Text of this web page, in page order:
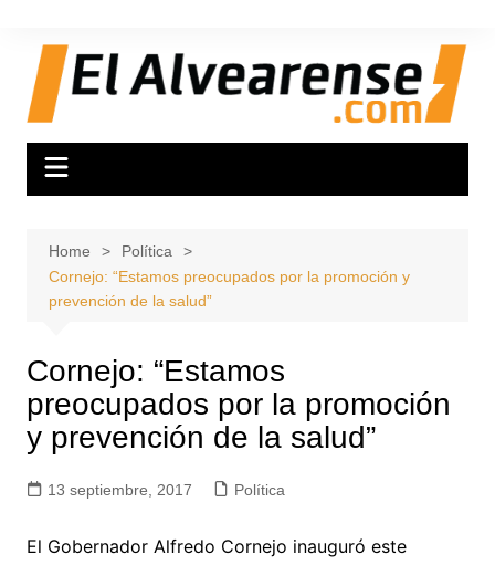
content
Home
Política
Cornejo: “Estamos preocupados por la promoción y
prevención de la salud”
Cornejo: “Estamos
preocupados por la promoción
y prevención de la salud”
13 septiembre, 2017 Política
El Gobernador Alfredo Cornejo inauguró este